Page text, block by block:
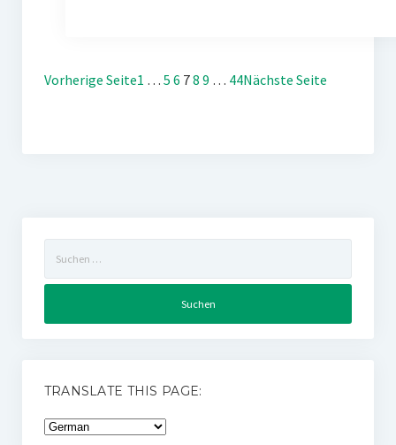
Vorherige Seite1 … 5 6 78 9 … 44Nächste Seite
nach:
TRANSLATE THIS PAGE: